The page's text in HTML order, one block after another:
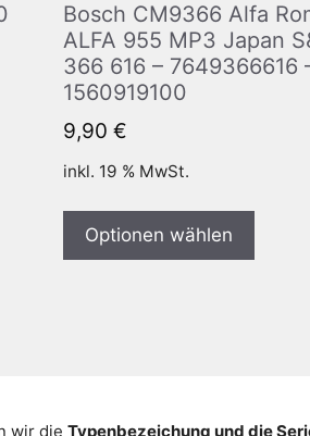
Bosch CM9366 Alfa
ALFA 955 MP3 Japan
366 616 – 7649366616
1560919100
9,90 €
inkl. 19 % MwSt.
Optionen wählen
wir die Typenbezeichung und die